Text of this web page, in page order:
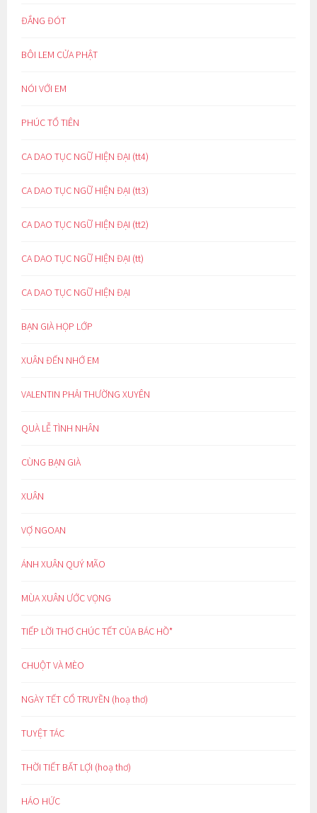
ĐẮNG ĐÓT
BÔI LEM CỬA PHẬT
NÓI VỚI EM
PHÚC TỔ TIÊN
CA DAO TỤC NGỮ HIỆN ĐẠI (tt4)
CA DAO TỤC NGỮ HIỆN ĐẠI (tt3)
CA DAO TỤC NGỮ HIỆN ĐẠI (tt2)
CA DAO TỤC NGỮ HIỆN ĐẠI (tt)
CA DAO TỤC NGỮ HIỆN ĐẠI
BẠN GIÀ HỌP LỚP
XUÂN ĐẾN NHỚ EM
VALENTIN PHẢI THƯỜNG XUYÊN
QUÀ LỄ TÌNH NHÂN
CÙNG BẠN GIÀ
XUÂN
VỢ NGOAN
ÁNH XUÂN QUÝ MÃO
MÙA XUÂN ƯỚC VỌNG
TIẾP LỜI THƠ CHÚC TẾT CỦA BÁC HỒ*
CHUỘT VÀ MÈO
NGÀY TẾT CỔ TRUYỀN (hoạ thơ)
TUYỆT TÁC
THỜI TIẾT BẤT LỢI (hoạ thơ)
HÁO HỨC